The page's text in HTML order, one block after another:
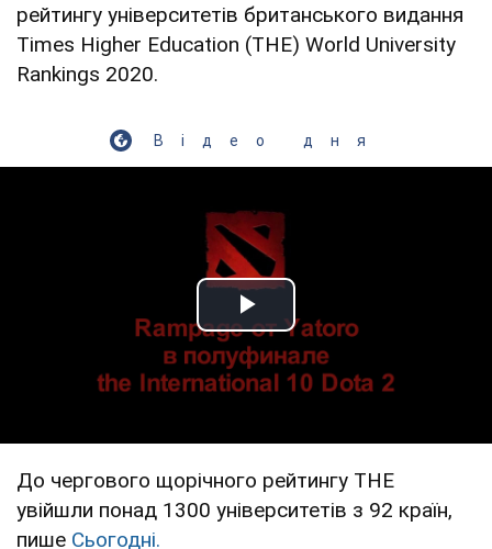
рейтингу університетів британського видання
Times Higher Education (THE) World University
Rankings 2020.
Відео дня
Play Video
До чергового щорічного рейтингу THE
увійшли понад 1300 університетів з 92 країн,
пише Сьогодні.